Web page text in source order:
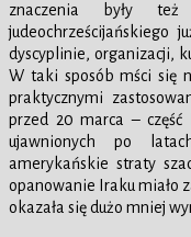
znaczenia były
dyscyplinie, organizacji,
W taki sposób mści się
praktycznymi
przed 20 marca –
ujawnionych po
amerykańskie straty
opanowanie Iraku miało
okazała się dużo mniej